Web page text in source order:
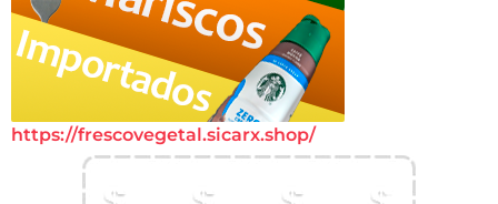
https://frescovegetal.sicarx.shop/